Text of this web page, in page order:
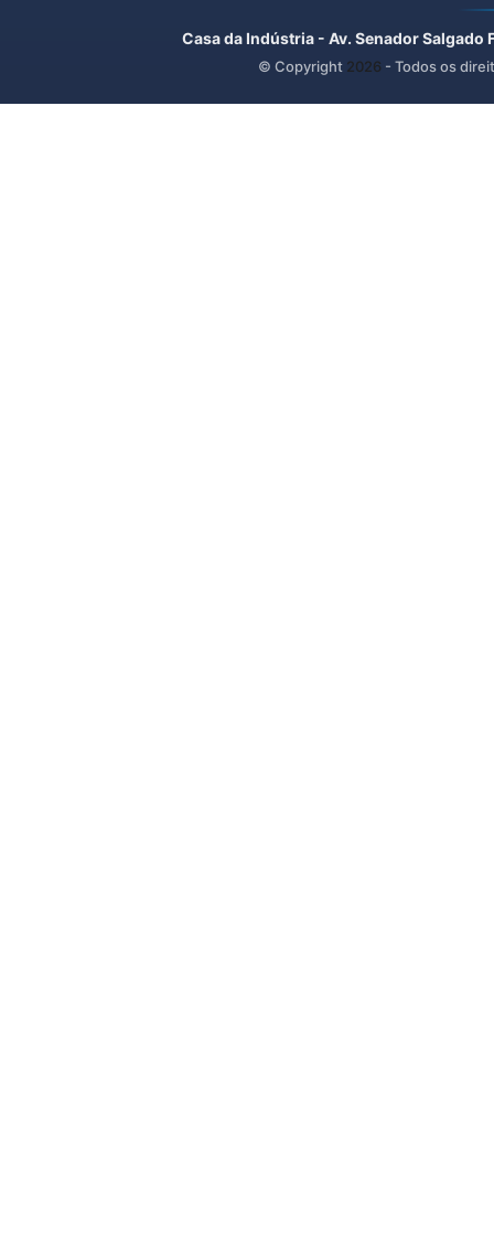
Casa da Indústria - Av. Senador
© Copyright 2026 - Todos os